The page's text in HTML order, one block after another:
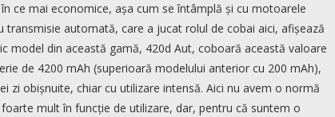
ce mai economice, așa cum se întâmplă și cu motoarele
transmisie automată, care a jucat rolul de cobai aici, afișează
model din această gamă, 420d Aut, coboară această valoare
de 4200 mAh (superioară modelului anterior cu 200 mAh),
zi obișnuite, chiar cu utilizare intensă. Aici nu avem o normă
mult în funcție de utilizare, dar, pentru că suntem o